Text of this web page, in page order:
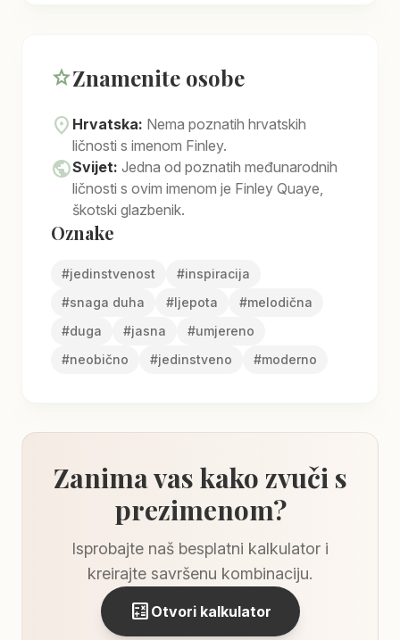
starZnamenite osobe
location_on Hrvatska: Nema poznatih hrvatskih
ličnosti s imenom Finley.
publicSvijet: Jedna od poznatih međunarodnih
ličnosti s ovim imenom je Finley Quaye,
škotski glazbenik.
Oznake
#jedinstvenost #inspiracija
#snaga duha #ljepota #melodična
#duga #jasna #umjereno
#neobično #jedinstveno #moderno
Zanima vas kako zvuči s
prezimenom?
Isprobajte naš besplatni kalkulator i
kreirajte savršenu kombinaciju.
calculate Otvori kalkulator